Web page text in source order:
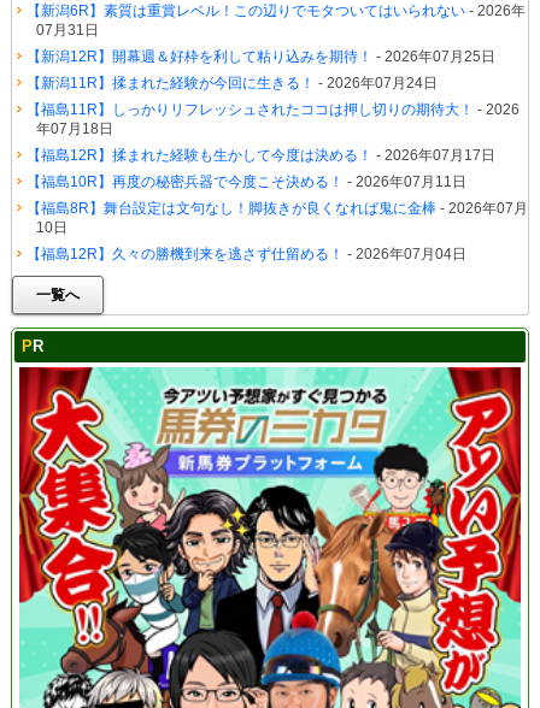
【新潟6R】素質は重賞レベル！この辺りでモタついてはいられない- 2026年
07月31日
【新潟12R】開幕週＆好枠を利して粘り込みを期待！ - 2026年07月25日
【新潟11R】揉まれた経験が今回に生きる！ - 2026年07月24日
【福島11R】しっかりリフレッシュされたココは押し切りの期待大！ - 2026
年07月18日
【福島12R】揉まれた経験も生かして今度は決める！ - 2026年07月17日
【福島10R】再度の秘密兵器で今度こそ決める！ - 2026年07月11日
【福島8R】舞台設定は文句なし！脚抜きが良くなれば鬼に金棒- 2026年07月
10日
【福島12R】久々の勝機到来を逃さず仕留める！ - 2026年07月04日
一覧へ
PR